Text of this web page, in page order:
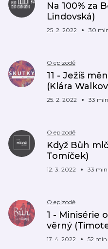
Na 100% za
Lindovská)
25. 2. 2022 30
O epizodě
11 - Ježíš
(Klára
25. 2. 2022 33 min
O epizodě
Když Bůh
Tomíček)
12. 3. 2022 33 min
O epizodě
1 - Minisérie
věrný
17. 4. 2022 52 min